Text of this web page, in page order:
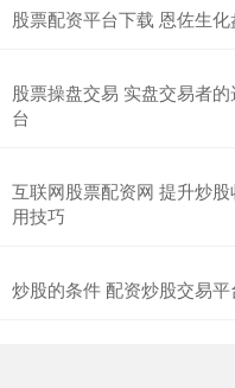
股票配资平台下载 恩佐生
股票操盘交易 实盘交易者
台
互联网股票配资网 提升炒
用技巧
炒股的条件 配资炒股交易